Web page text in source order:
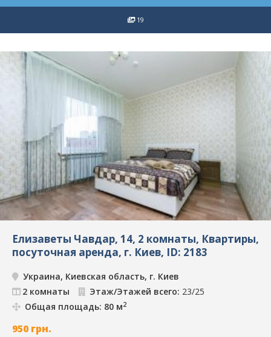
19
Елизаветы Чавдар, 14, 2 комнаты, Квартиры,
посуточная аренда, г. Киев, ID: 2183
Украина, Киевская область, г. Киев
2 комнаты
Этаж/Этажей всего: 23/25
Общая площадь: 80 м2
950 грн.